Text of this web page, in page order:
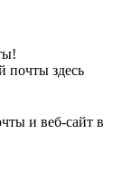
почты здесь
и веб-сайт в